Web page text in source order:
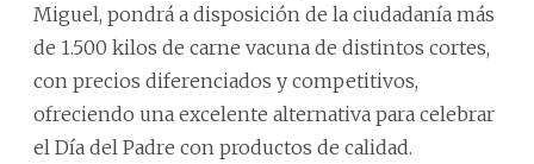
Miguel, pondrá a disposición de la ciudadanía más
de 1.500 kilos de carne vacuna de distintos cortes,
con precios diferenciados y competitivos,
ofreciendo una excelente alternativa para celebrar
el Día del Padre con productos de calidad.